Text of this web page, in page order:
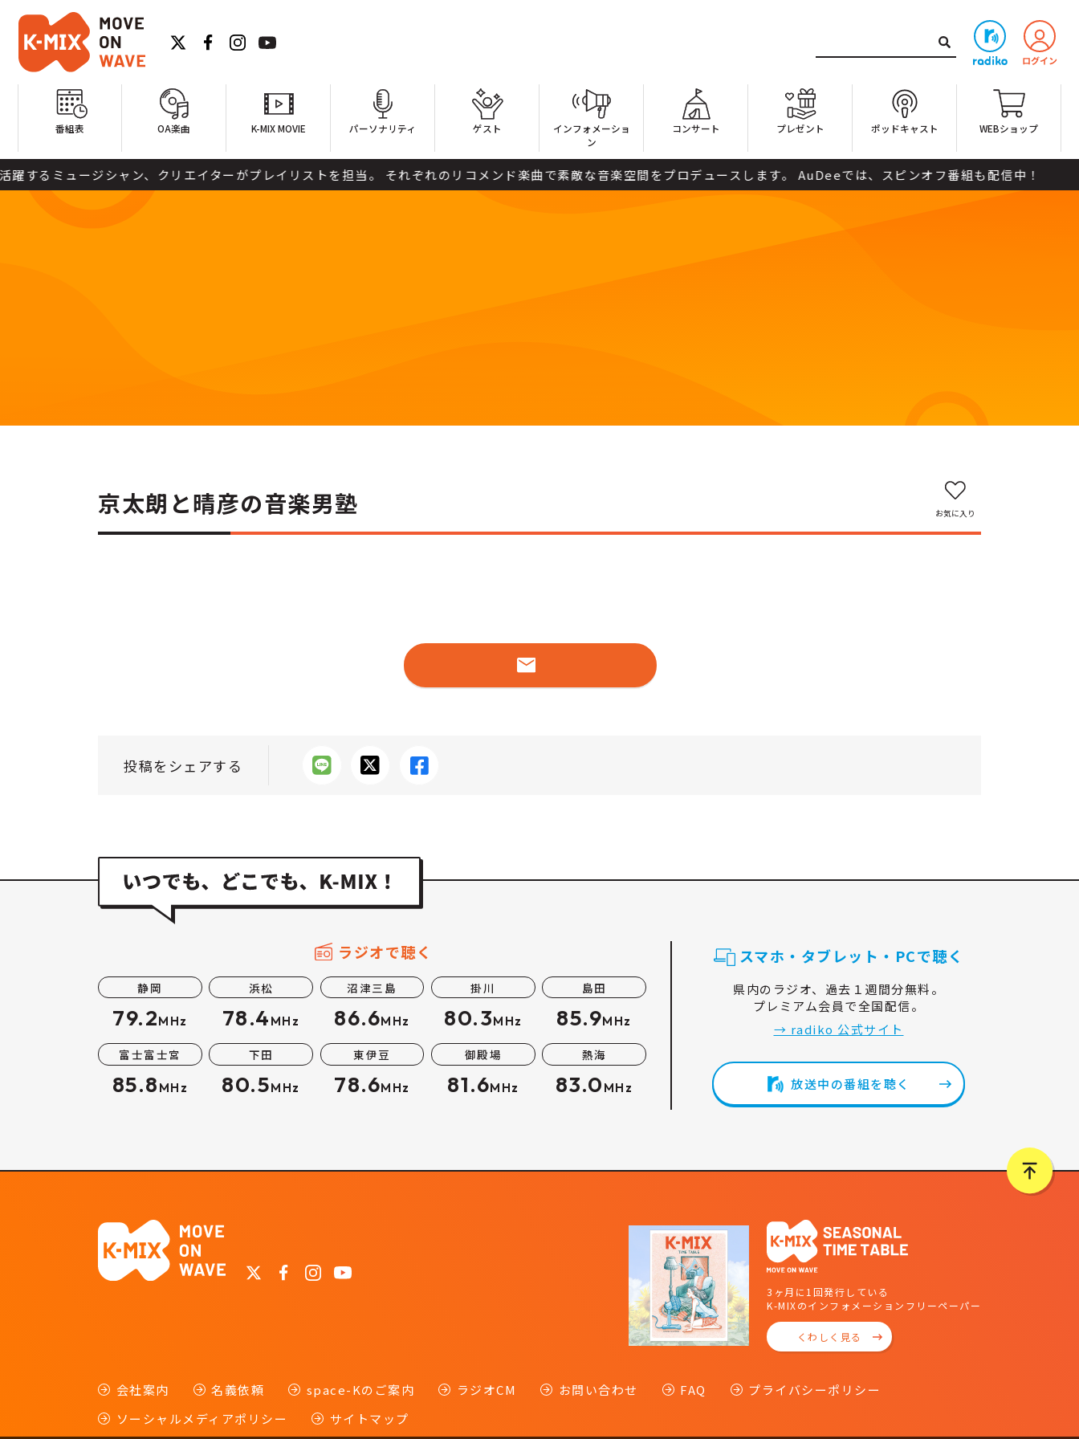
番組表 OA楽曲 K-MIX MOVIE パーソナリティ ゲスト
インフォメーショ
ン
コンサート プレゼント ポッドキャスト WEBショップ
ミュージシャン、クリエイターがプレイリストを担当。 それぞれのリコメンド楽曲で素敵な音楽空間をプロデュースします。 AuDeeでは、スピンオフ番組も配信中！
京太朗と晴彦の音楽男塾 お気に入り
投稿をシェアする
ラジオで聴く
静岡
79.2MHz
浜松
78.4 MHz
沼津三島
86.6MHz
掛川
80.3MHz
島田
85.9MHz
富士富士宮
85.8 MHz
下田
80.5MHz
東伊豆
78.6MHz
御殿場
81.6MHz
熱海
83.0 MHz
スマホ・タブレット・PCで聴く
県内のラジオ、過去１週間分無料。
プレミアム会員で全国配信。
→ radiko 公式サイト
放送中の番組を聴く
3ヶ月に1回発行している
K-MIXのインフォメーションフリーペーパー
くわしく見る
会社案内 名義依頼 space-Kのご案内 ラジオCM お問い合わせ FAQ
プライバシーポリシー
ソーシャルメディアポリシー
サイトマップ